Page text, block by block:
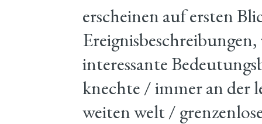
erscheinen auf ersten
interessante
knechte / immer an der
weiten welt /